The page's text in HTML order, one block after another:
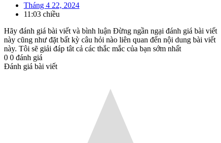
Tháng 4 22, 2024
11:03 chiều
Hãy đánh giá bài viết và bình luận Đừng ngần ngại đánh giá bài viết
này cũng như đặt bất kỳ câu hỏi nào liên quan đến nội dung bài viết
này. Tôi sẽ giải đáp tât cả các thắc mắc của bạn sớm nhất
0 0 đánh giá
Đánh giá bài viết